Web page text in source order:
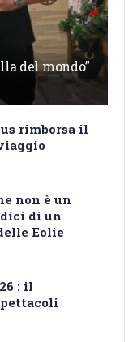
del mondo”
rimborsa il
non è un
di un
Eolie
: il